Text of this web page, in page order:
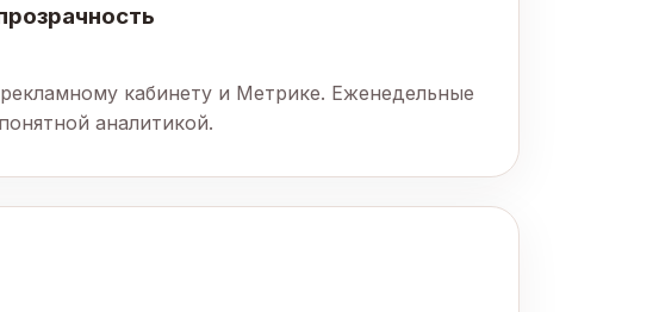
кабинету и Метрике. Еженедельные
аналитикой.